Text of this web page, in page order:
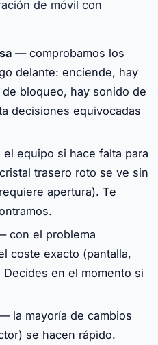
de móvil con
— comprobamos los
delante: enciende, hay
bloqueo, hay sonido de
decisiones equivocadas
equipo si hace falta para
trasero roto se ve sin
apertura). Te
con el problema
coste exacto (pantalla,
en el momento si
la mayoría de cambios
se hacen rápido.